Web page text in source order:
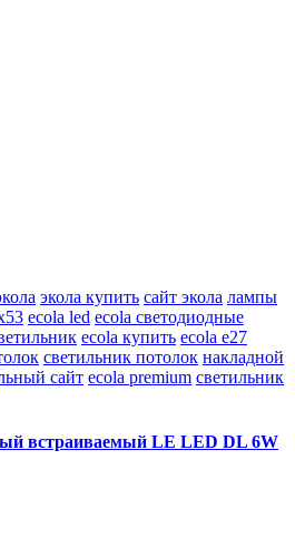
экола купить сайт экола лампы
ecola led ecola светодиодные
ecola купить ecola e27
светильник потолок накладной
сайт ecola premium светильник
встраиваемый LE LED DL 6W